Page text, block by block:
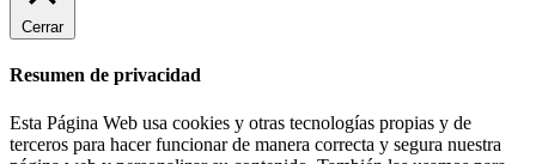
Cerrar
Resumen de privacidad
Esta Página Web usa cookies y otras tecnologías propias y de
terceros para hacer funcionar de manera correcta y segura nuestra